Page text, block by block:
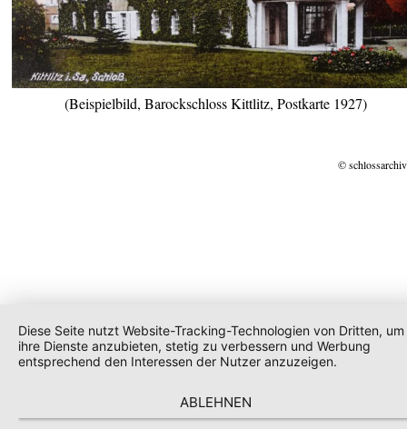
(Beispielbild, Barockschloss Kittlitz, Postkarte 1927)
©
Diese Seite nutzt Website-Tracking-Technologien von Dritten, um
ihre Dienste anzubieten, stetig zu verbessern und Werbung
entsprechend den Interessen der Nutzer anzuzeigen.
ABLEHNEN